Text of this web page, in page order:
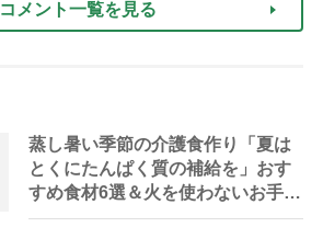
コメント一覧を見る
蒸し暑い季節の介護食作り「夏は
とくにたんぱく質の補給を」おす
すめ食材6選＆火を使わないお手軽
レシピ3選【管理栄養士提案】